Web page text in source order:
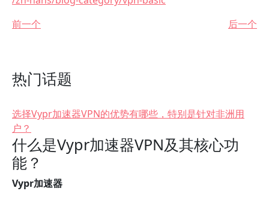
前一个
后一个
热门话题
选择Vypr加速器VPN的优势有哪些，特别是针对非洲用
户？
什么是Vypr加速器VPN及其核心功
能？
Vypr加速器